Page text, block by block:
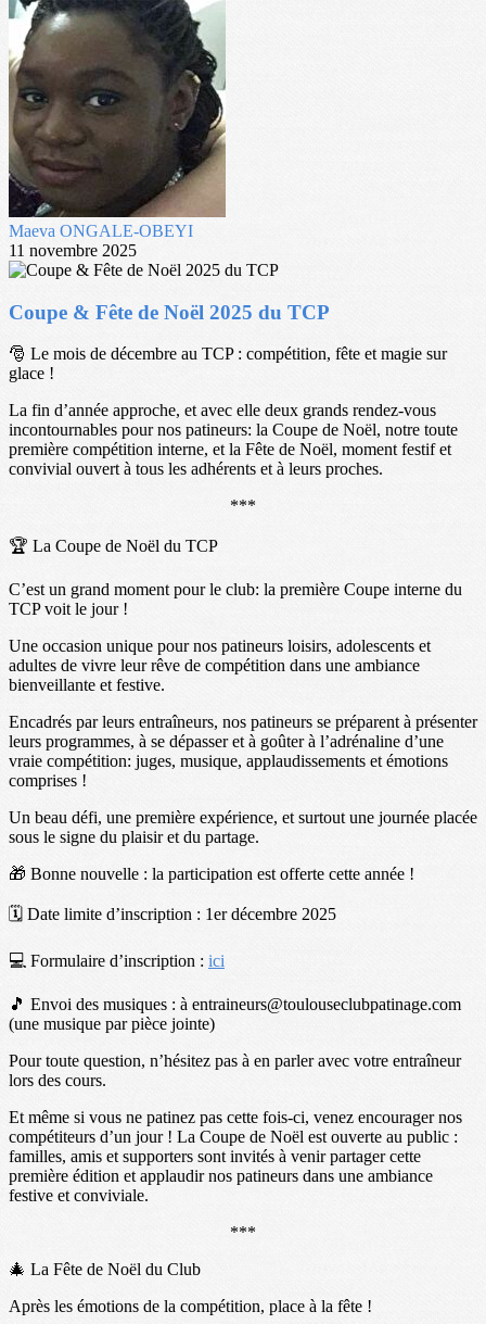
Maeva ONGALE-OBEYI
11 novembre 2025
Coupe & Fête de Noël 2025 du TCP
🎅 Le mois de décembre au TCP : compétition, fête et magie sur
glace !
La fin d’année approche, et avec elle deux grands rendez-vous
incontournables pour nos patineurs: la Coupe de Noël, notre toute
première compétition interne, et la Fête de Noël, moment festif et
convivial ouvert à tous les adhérents et à leurs proches.
***
🏆 La Coupe de Noël du TCP
C’est un grand moment pour le club: la première Coupe interne du
TCP voit le jour !
Une occasion unique pour nos patineurs loisirs, adolescents et
adultes de vivre leur rêve de compétition dans une ambiance
bienveillante et festive.
Encadrés par leurs entraîneurs, nos patineurs se préparent à présenter
leurs programmes, à se dépasser et à goûter à l’adrénaline d’une
vraie compétition: juges, musique, applaudissements et émotions
comprises !
Un beau défi, une première expérience, et surtout une journée placée
sous le signe du plaisir et du partage.
🎁 Bonne nouvelle : la participation est offerte cette année !
🗓️ Date limite d’inscription : 1er décembre 2025
💻 Formulaire d’inscription : ici
🎵 Envoi des musiques : à entraineurs@toulouseclubpatinage.com
(une musique par pièce jointe)
Pour toute question, n’hésitez pas à en parler avec votre entraîneur
lors des cours.
Et même si vous ne patinez pas cette fois-ci, venez encourager nos
compétiteurs d’un jour ! La Coupe de Noël est ouverte au public :
familles, amis et supporters sont invités à venir partager cette
première édition et applaudir nos patineurs dans une ambiance
festive et conviviale.
***
🎄 La Fête de Noël du Club
Après les émotions de la compétition, place à la fête !